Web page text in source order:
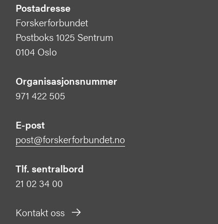
Postadresse
Forskerforbundet
Postboks 1025 Sentrum
0104 Oslo
Organisasjonsnummer
971 422 505
E-post
post@forskerforbundet.no
Tlf. sentralbord
21 02 34 00
Kontakt oss